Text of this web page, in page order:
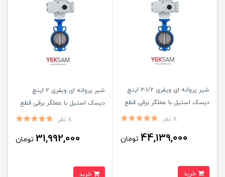
شیر پروانه ای ویفری 1/2-2 اینچ
دیسک استیل با عملگر برقی قطع
8 نفر
44,139,000 تومان
شیر پروانه ای ویفری 2 اینچ
دیسک استیل با عملگر برقی قطع
8 نفر
31,992,000 تومان